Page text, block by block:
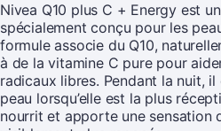
Nivea Q10 plus C + Energy est
spécialement conçu pour les
formule associe du Q10,
à de la vitamine C pure pour
radicaux libres. Pendant la nuit,
peau lorsqu’elle est la plus
nourrit et apporte une sensation